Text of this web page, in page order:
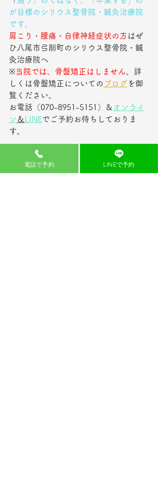
が目標のシリウス整骨院・鍼灸治療院
です。
肩こり・腰痛・自律神経症状の方はぜ
ひ八尾市弓削町のシリウス整骨院・鍼
灸治療院へ
※当院では、骨盤矯正はしません 。詳
しくは骨盤矯正についての ブログ を御
覧ください。
お電話（070-8951-5151）＆ オンライ
ン ＆ LINEでご予約お待ちしておりま
す。
電話で予約 LINEで予約